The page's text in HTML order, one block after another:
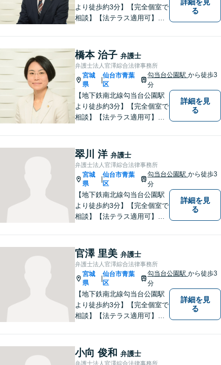
より徒歩約3分】【完全個室で
相談】【法テラス適用可】十
けております。法律問題でお
困りの方はお気軽にご相談く
ださい。
る
橋本 治子 弁護士
弁護士法人官澤綜合法律事務所
宮城
県
|
仙台市青葉
区
勾当台公園駅から徒歩3
分
【地下鉄南北線勾当台公園駅
より徒歩約3分】【完全個室で
相談】【法テラス適用可】ト
を上げられない方々が安心し
て暮らせるよう少しでも力に
なりたいと思っています。法
律問題でお困りの方はお気軽
にご相談ください。
詳細を見
る
翠川 洋 弁護士
弁護士法人官澤綜合法律事務所
宮城
県
|
仙台市青葉
区
勾当台公園駅から徒歩3
分
【地下鉄南北線勾当台公園駅
より徒歩約3分】【完全個室で
相談】【法テラス適用可】案
争解決を目指す一方で、でき
る限り円満な結果が実現する
ことも心がけています。法律
問題でお困りの方はお気軽に
ご相談ください。
詳細を見
る
官澤 里美 弁護士
弁護士法人官澤綜合法律事務所
宮城
県
|
仙台市青葉
区
勾当台公園駅から徒歩3
分
【地下鉄南北線勾当台公園駅
より徒歩約3分】【完全個室で
相談】【法テラス適用可】
れず！」をモットーによりよ
い事務所を築いていけるよう
に日々の業務に勤しんでおり
詳細を見
る
小向 俊和 弁護士
弁護士法人官澤綜合法律事務所